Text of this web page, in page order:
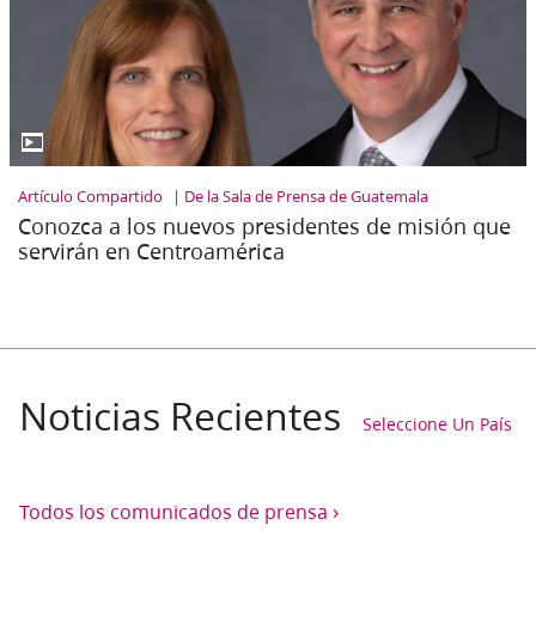
Artículo Compartido De la Sala de Prensa de Guatemala
Conozca a los nuevos presidentes de misión que
servirán en Centroamérica
Noticias Recientes Seleccione Un País
Todos los comunicados de prensa ›